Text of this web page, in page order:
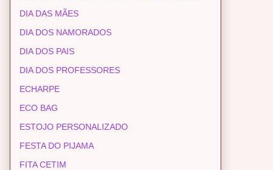
DIA DAS MÃES
DIA DOS NAMORADOS
DIA DOS PAIS
DIA DOS PROFESSORES
ECHARPE
ECO BAG
ESTOJO PERSONALIZADO
FESTA DO PIJAMA
FITA CETIM